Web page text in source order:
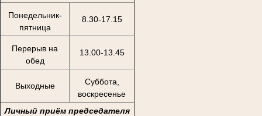
Понедельник-
пятница
8.30-17.15
Перерыв на
обед
13.00-13.45
Выходные
Суббота,
воскресенье
Личный приём председателя